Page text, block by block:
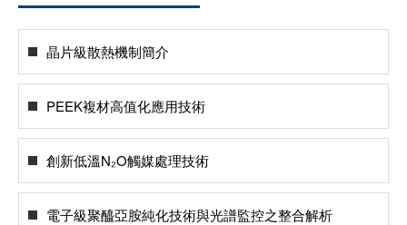
晶片級散熱機制簡介
PEEK複材高值化應用技術
創新低溫N₂O觸媒處理技術
電子級聚醯亞胺純化技術與光譜監控之整合解析